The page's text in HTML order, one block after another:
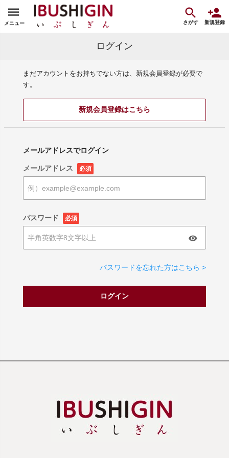
メニュー さがす 新規登録
ログイン
まだアカウントをお持ちでない方は、新規会員登録が必要で
す。
新規会員登録はこちら
メールアドレスでログイン
メールアドレス 必須
パスワード 必須
パスワードを忘れた方はこちら >
ログイン